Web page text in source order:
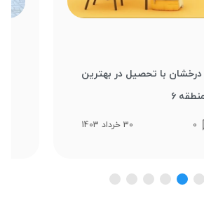
با تحصیل در بهترین
۶
0 30 خرداد 1403